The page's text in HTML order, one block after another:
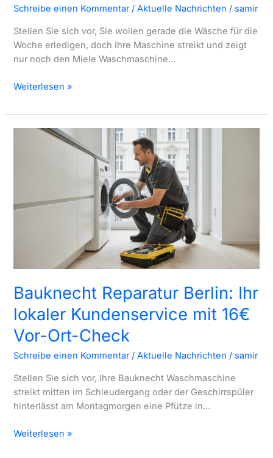
Schreibe einen Kommentar /Aktuelle Nachrichten / samir
Stellen Sie sich vor, Sie wollen gerade die Wäsche für die
Woche erledigen, doch Ihre Maschine streikt und zeigt
nur noch den Miele Waschmaschine…
Miele
Fehlercode
F220:
Weiterlesen »
Bauknecht Reparatur Berlin: Ihr
lokaler Kundenservice mit 16€
Vor-Ort-Check
Schreibe einen Kommentar /Aktuelle Nachrichten / samir
Stellen Sie sich vor, Ihre Bauknecht Waschmaschine
streikt mitten im Schleudergang oder der Geschirrspüler
hinterlässt am Montagmorgen eine Pfütze in…
Bauknecht
Weiterlesen »